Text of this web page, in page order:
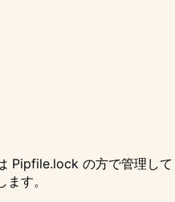
Pipfile.lock の方で管理して
す。